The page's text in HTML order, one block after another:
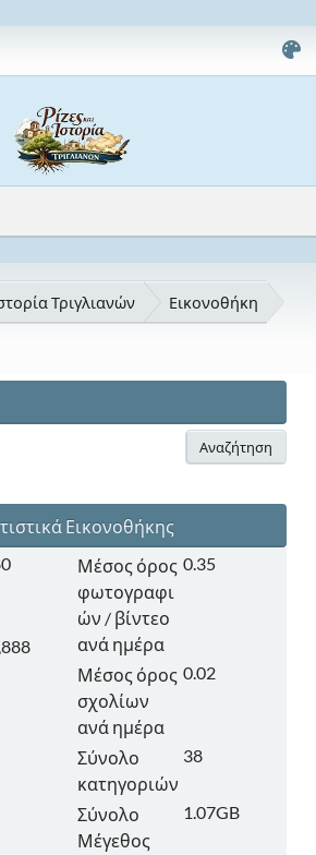
Τριγλιανών Εικονοθήκη
Αναζήτηση
Εικονοθήκης
Μέσος όρος
φωτογραφι
ών / βίντεο
ανά ημέρα
0.35
Μέσος όρος
σχολίων
ανά ημέρα
0.02
Σύνολο
κατηγοριών
38
Σύνολο
Μέγεθος
1.07GB